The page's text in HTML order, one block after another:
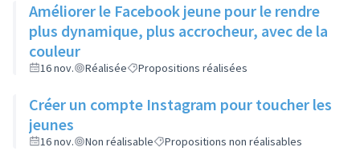
Améliorer le Facebook jeune pour le rendre
plus dynamique, plus accrocheur, avec de la
couleur
16 nov. Réalisée Propositions réalisées
Créer un compte Instagram pour toucher les
jeunes
16 nov. Non réalisable Propositions non réalisables